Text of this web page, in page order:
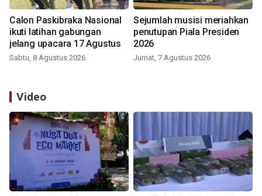
Calon Paskibraka Nasional
ikuti latihan gabungan
jelang upacara 17 Agustus
Sabtu, 8 Agustus 2026
Sejumlah musisi meriahkan
penutupan Piala Presiden
2026
Jumat, 7 Agustus 2026
Video